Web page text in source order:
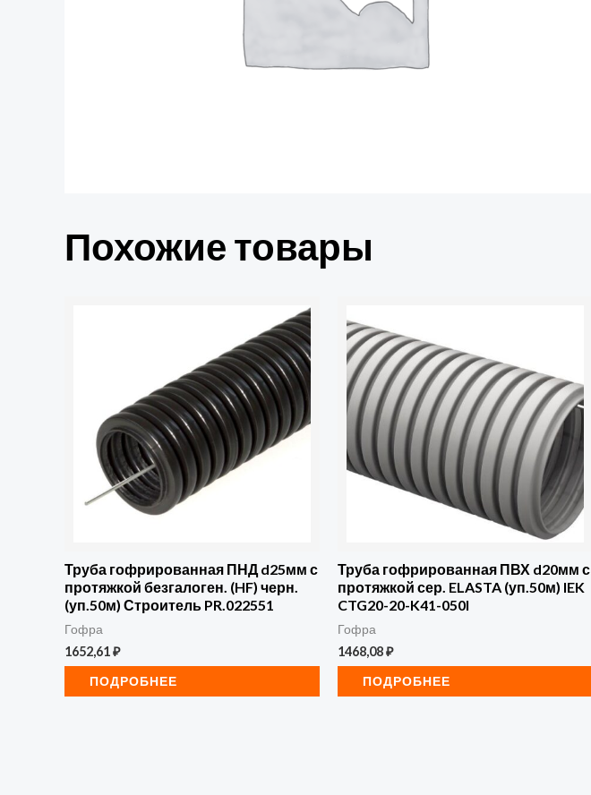
Похожие товары
Труба гофрированная ПНД d25мм с
протяжкой безгалоген. (HF) черн.
(уп.50м) Строитель PR.022551
Гофра
1652,61₽
ПОДРОБНЕЕ
Труба гофрированная ПВХ d20мм с
протяжкой сер. ELASTA (уп.50м) IEK
CTG20-20-K41-050I
Гофра
1468,08₽
ПОДРОБНЕЕ